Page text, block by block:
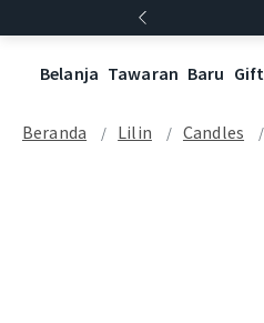
Belanja Tawaran Baru Gift
Beranda Lilin Candles